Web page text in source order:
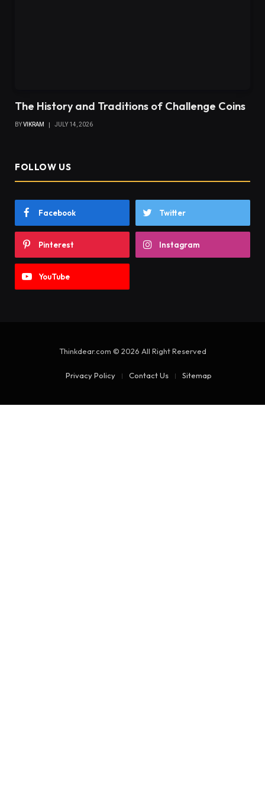
The History and Traditions of Challenge Coins
BYVIKRAM JULY 14, 2026
FOLLOW US
Facebook Twitter
Pinterest Instagram
YouTube
Thinkdear.com © 2026 All Right Reserved
Privacy Policy Contact Us Sitemap